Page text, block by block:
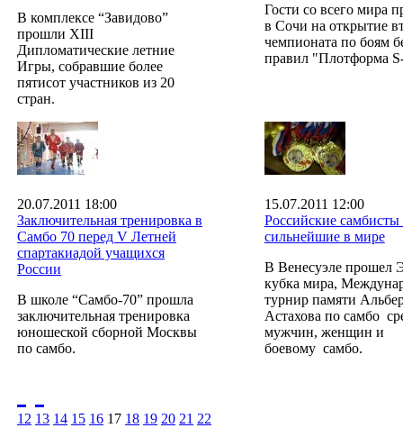
В комплексе “Завидово”
прошли XIII
Дипломатические летние
Игры, собравшие более
пятисот участников из 20
стран.
Гости со всего мира
в Сочи на открытие
чемпионата по боям
правил "Плотформа
20.07.2011 18:00
Заключительная тренировка в
Самбо 70 перед V Летней
спартакиадой учащихся
России
В школе “Самбо-70” прошла
заключительная тренировка
юношеской сборной Москвы
по самбо.
15.07.2011 12:00
Российские самбисты
сильнейшие в мире
В Венесуэле прошел
кубка мира,
турнир памяти
Астахова по самбо
мужчин, женщин и
боевому самбо.
12 13 14 15 16 17 18 19 20 21 22